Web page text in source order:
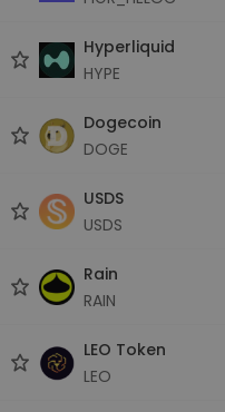
Hyperliquid
HYPE
Dogecoin
DOGE
USDS
USDS
Rain
RAIN
LEO Token
LEO